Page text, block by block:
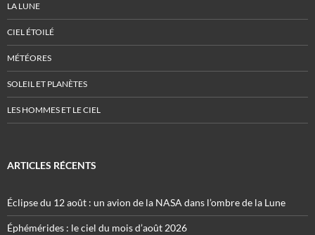
LA LUNE
CIEL ÉTOILÉ
MÉTÉORES
SOLEIL ET PLANÈTES
LES HOMMES ET LE CIEL
ARTICLES RÉCENTS
Éclipse du 12 août : un avion de la NASA dans l’ombre de la Lune
Éphémérides : le ciel du mois d’août 2026